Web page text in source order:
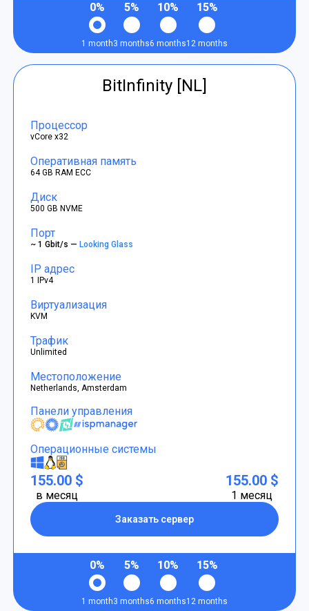
0%
1 month
5%
3 months
10%
6 months
15%
12 months
BitInfinity [NL]
Процессор
vCore x32
Оперативная память
64 GB RAM ECC
Диск
500 GB NVME
Порт
~ 1 Gbit/s —Looking Glass
IP адрес
1 IPv4
Виртуализация
KVM
Трафик
Unlimited
Местоположение
Netherlands, Amsterdam
Панели управления
Операционные системы
155.00 $
в месяц
Заказать сервер
155.00 $
1 месяц
0%
1 month
5%
3 months
10%
6 months
15%
12 months